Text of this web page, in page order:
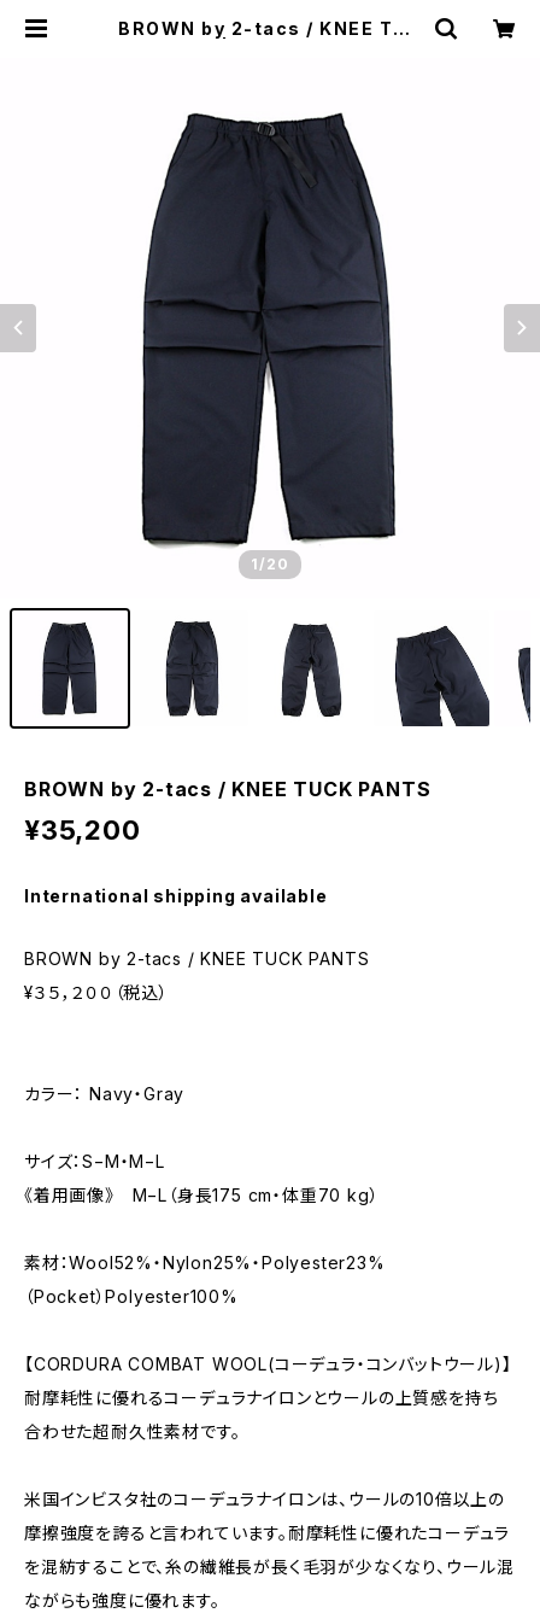
BROWN by 2-tacs / KNEE TUC
1/20
BROWN by 2-tacs / KNEE TUCK PANTS
¥35,200
International shipping available
BROWN by 2-tacs / KNEE TUCK PANTS
¥３５，２００（税込）
カラー： Navy・Gray
サイズ：S−M・M−L
《着用画像》 M−L（身長175 cm・体重70 kg）
素材：Wool52%・Nylon25%・Polyester23%
（Pocket）Polyester100%
【CORDURA COMBAT WOOL(コーデュラ・コンバットウール)】
耐摩耗性に優れるコーデュラナイロンとウールの上質感を持ち
合わせた超耐久性素材です。
米国インビスタ社のコーデュラナイロンは、ウールの10倍以上の
摩擦強度を誇ると言われています。耐摩耗性に優れたコーデュラ
を混紡することで、糸の繊維長が長く毛羽が少なくなり、ウール混
ながらも強度に優れます。